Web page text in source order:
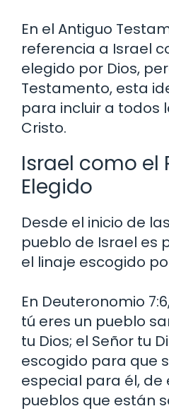
En el Antiguo
referencia a Israel
elegido por Dios,
Testamento, esta
para incluir a todos
Cristo.
Israel como el
Elegido
Desde el inicio de
pueblo de Israel es
el linaje escogido
En Deuteronomio
tú eres un pueblo
tu Dios; el Señor tu
escogido para que
especial para él, de
pueblos que están